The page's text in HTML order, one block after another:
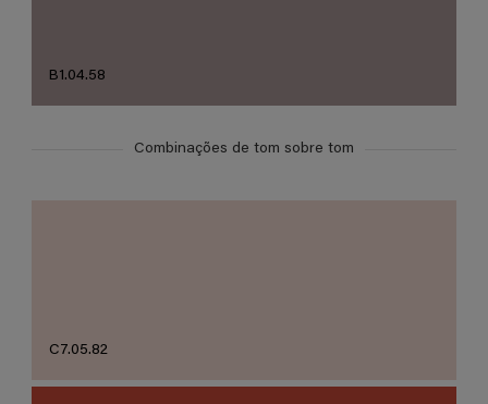
B1.04.58
Combinações de tom sobre tom
C7.05.82